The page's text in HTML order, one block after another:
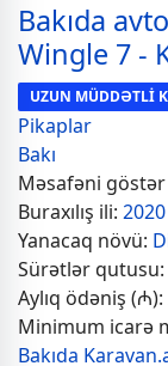
Bakıda
Wingle 7 -
UZUN MÜDDƏTLİ
Pikaplar
Bakı
Məsafəni göstər
Buraxılış ili: 2020
Yanacaq növü:
Sürətlər qutusu:
Aylıq ödəniş (₼):
Minimum icarə
Bakıda